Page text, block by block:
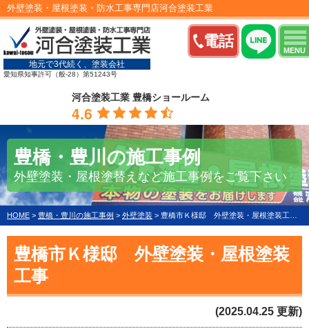
電話
MENU
外壁塗装・屋根塗装・防水工事専門店河合塗装工業
地元で3代続く、塗装会社
愛知県知事許可（般-28）第51243号
河合塗装工業 豊橋ショールーム
4.6
豊橋・豊川の施工事例
外壁塗装・屋根塗替えなど施工事例をご覧下さい
HOME > 豊橋・豊川の施工事例 > 外壁塗装 > 豊橋市Ｋ様邸 外壁塗装・屋根塗装工事
豊橋市Ｋ様邸 外壁塗装・屋根塗装
工事
(2025.04.25 更新)